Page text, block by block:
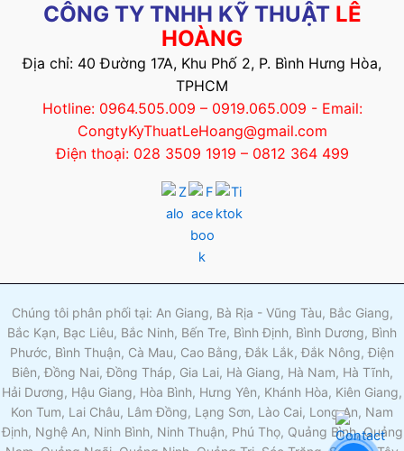
CÔNG TY TNHH KỸ THUẬT LÊ
HOÀNG
Địa chỉ: 40 Đường 17A, Khu Phố 2, P. Bình Hưng Hòa,
TPHCM
Hotline: 0964.505.009 – 0919.065.009 - Email:
CongtyKyThuatLeHoang@gmail.com
Điện thoại: 028 3509 1919 – 0812 364 499
Chúng tôi phân phối tại: An Giang, Bà Rịa - Vũng Tàu, Bắc Giang,
Bắc Kạn, Bạc Liêu, Bắc Ninh, Bến Tre, Bình Định, Bình Dương, Bình
Phước, Bình Thuận, Cà Mau, Cao Bằng, Đắk Lắk, Đắk Nông, Điện
Biên, Đồng Nai, Đồng Tháp, Gia Lai, Hà Giang, Hà Nam, Hà Tĩnh,
Hải Dương, Hậu Giang, Hòa Bình, Hưng Yên, Khánh Hòa, Kiên Giang,
Kon Tum, Lai Châu, Lâm Đồng, Lạng Sơn, Lào Cai, Long An, Nam
Định, Nghệ An, Ninh Bình, Ninh Thuận, Phú Thọ, Quảng Bình, Quảng